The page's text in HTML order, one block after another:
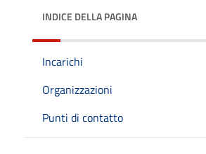
INDICE DELLA PAGINA
Incarichi
Organizzazioni
Punti di contatto